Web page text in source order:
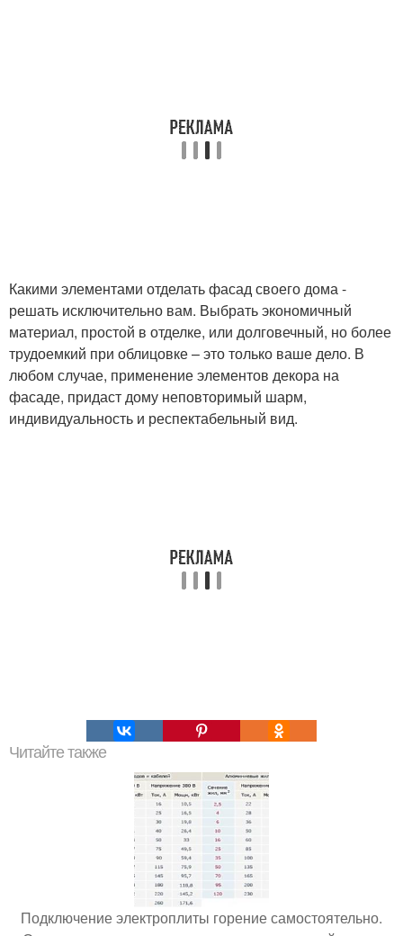
Какими элементами отделать фасад своего дома -
решать исключительно вам. Выбрать экономичный
материал, простой в отделке, или долговечный, но более
трудоемкий при облицовке – это только ваше дело. В
любом случае, применение элементов декора на
фасаде, придаст дому неповторимый шарм,
индивидуальность и респектабельный вид.
Читайте также
Подключение электроплиты горение самостоятельно.